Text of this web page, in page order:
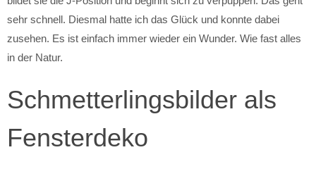
sehr schnell. Diesmal hatte ich das Glück und konnte dabei
zusehen. Es ist einfach immer wieder ein Wunder. Wie fast alles
in der Natur.
Schmetterlingsbilder als
Fensterdeko